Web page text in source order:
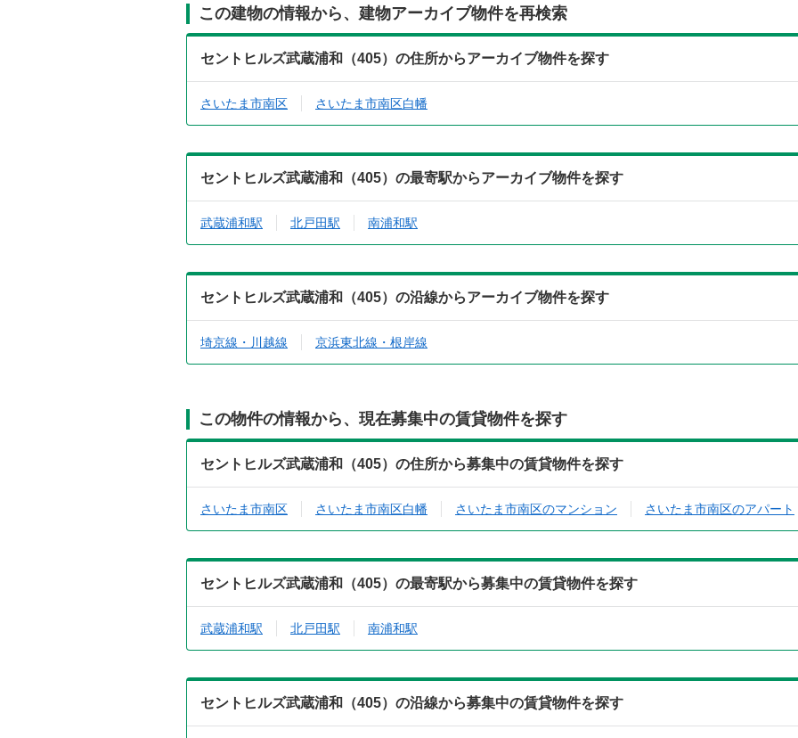
この建物の情報から、建物アーカイブ物件を再検索
セントヒルズ武蔵浦和（405）の住所からアーカイブ物件を探す
さいたま市南区 さいたま市南区白幡
セントヒルズ武蔵浦和（405）の最寄駅からアーカイブ物件を探す
武蔵浦和駅 北戸田駅 南浦和駅
セントヒルズ武蔵浦和（405）の沿線からアーカイブ物件を探す
埼京線・川越線 京浜東北線・根岸線
この物件の情報から、現在募集中の賃貸物件を探す
セントヒルズ武蔵浦和（405）の住所から募集中の賃貸物件を探す
さいたま市南区 さいたま市南区白幡 さいたま市南区のマンション さいたま市南区のアパート
セントヒルズ武蔵浦和（405）の最寄駅から募集中の賃貸物件を探す
武蔵浦和駅 北戸田駅 南浦和駅
セントヒルズ武蔵浦和（405）の沿線から募集中の賃貸物件を探す